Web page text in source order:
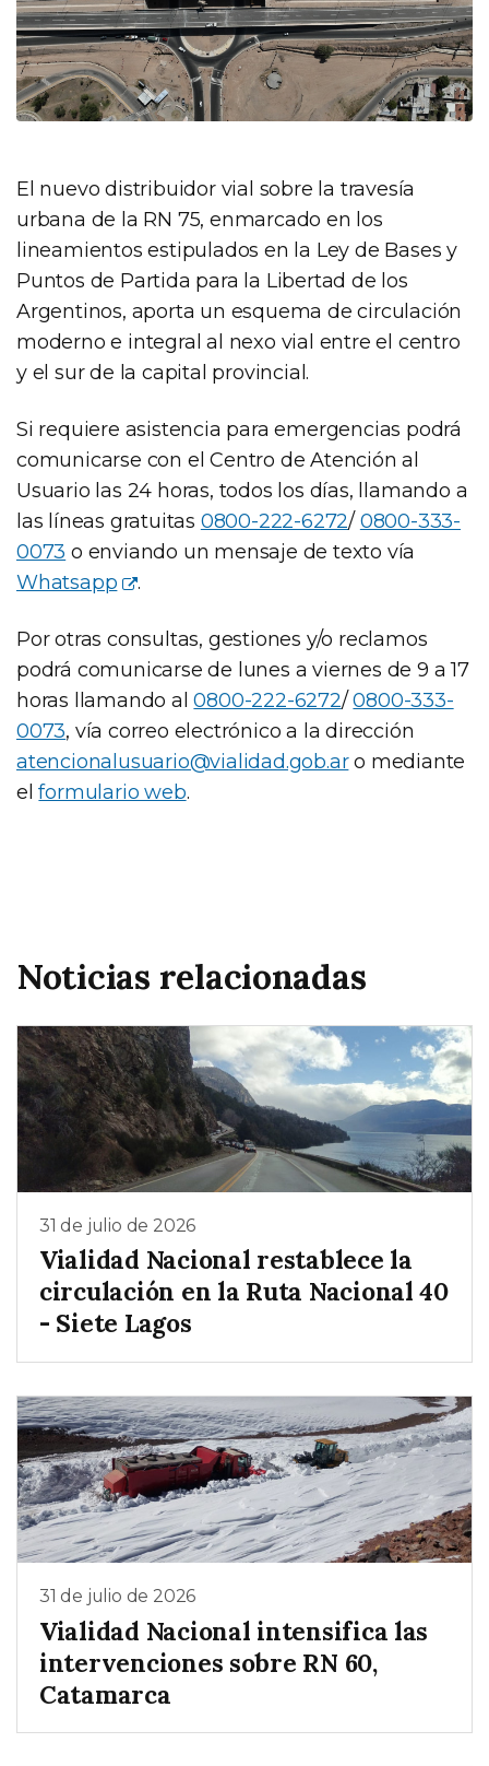
El nuevo distribuidor vial sobre la travesía
urbana de la RN 75, enmarcado en los
lineamientos estipulados en la Ley de Bases y
Puntos de Partida para la Libertad de los
Argentinos, aporta un esquema de circulación
moderno e integral al nexo vial entre el centro
y el sur de la capital provincial.
Si requiere asistencia para emergencias podrá
comunicarse con el Centro de Atención al
Usuario las 24 horas, todos los días, llamando a
las líneas gratuitas 0800-222-6272/0800-333-
0073 o enviando un mensaje de texto vía
Whatsapp
.
Por otras consultas, gestiones y/o reclamos
podrá comunicarse de lunes a viernes de 9 a 17
horas llamando al0800-222-6272/0800-333-
0073, vía correo electrónico a la dirección
atencionalusuario@vialidad.gob.aro mediante
elformulario web.
Noticias relacionadas
31 de julio de 2026
Vialidad Nacional restablece la
circulación en la Ruta Nacional 40
- Siete Lagos
31 de julio de 2026
Vialidad Nacional intensifica las
intervenciones sobre RN 60,
Catamarca